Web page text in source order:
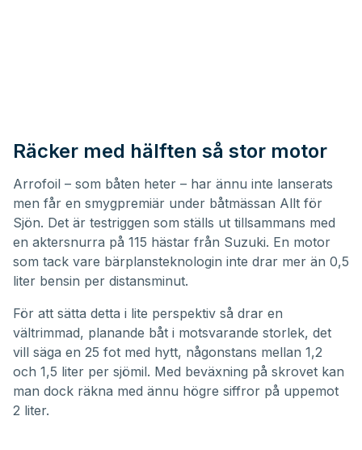
Räcker med hälften så stor motor
Arrofoil – som båten heter – har ännu inte lanserats
men får en smygpremiär under båtmässan Allt för
Sjön. Det är testriggen som ställs ut tillsammans med
en aktersnurra på 115 hästar från Suzuki. En motor
som tack vare bärplansteknologin inte drar mer än 0,5
liter bensin per distansminut.
För att sätta detta i lite perspektiv så drar en
vältrimmad, planande båt i motsvarande storlek, det
vill säga en 25 fot med hytt, någonstans mellan 1,2
och 1,5 liter per sjömil. Med beväxning på skrovet kan
man dock räkna med ännu högre siffror på uppemot
2 liter.